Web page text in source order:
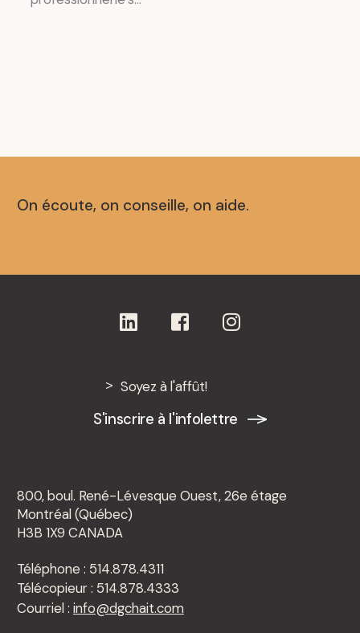
On écoute, on conseille, on aide.
Soyez à l'affût!
S'inscrire à l'infolettre
800, boul. René-Lévesque Ouest, 26e étage
Montréal (Québec)
H3B 1X9 CANADA
Téléphone : 514.878.4311
Télécopieur : 514.878.4333
Courriel : info@dgchait.com